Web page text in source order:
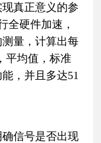
真正意义的参
全硬件加速，
量，计算出每
平均值，标准
，并且多达51
信号是否出现